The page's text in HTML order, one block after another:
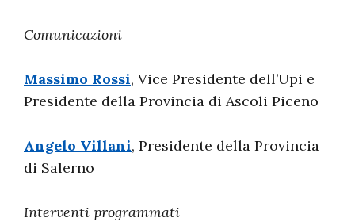
Comunicazioni
Massimo Rossi, Vice Presidente dell’Upi e
Presidente della Provincia di Ascoli Piceno
Angelo Villani, Presidente della Provincia
di Salerno
Interventi programmati